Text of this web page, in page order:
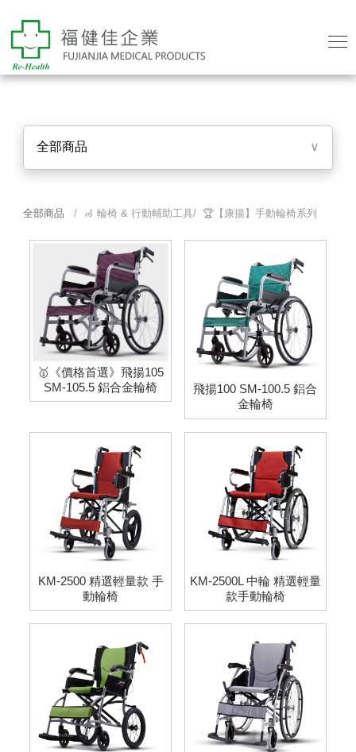
全部商品 ∨
全部商品 / 🦽 輪椅 & 行動輔助工具/ 🏆【康揚】手動輪椅系列
🥇《價格首選》飛揚105
SM-105.5 鋁合金輪椅
飛揚100 SM-100.5 鋁合
金輪椅
KM-2500 精選輕量款 手
動輪椅
KM-2500L 中輪 精選輕量
款手動輪椅